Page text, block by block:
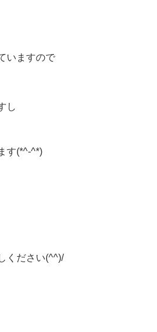
いますので
し
す(*^-^*)
ください(^^)/